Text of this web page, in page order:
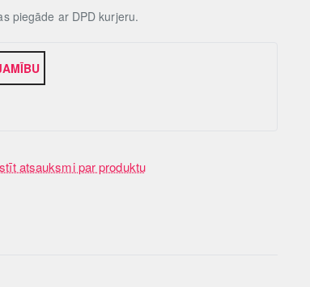
atsauksmi par produktu
piegāde ar DPD kurjeru.